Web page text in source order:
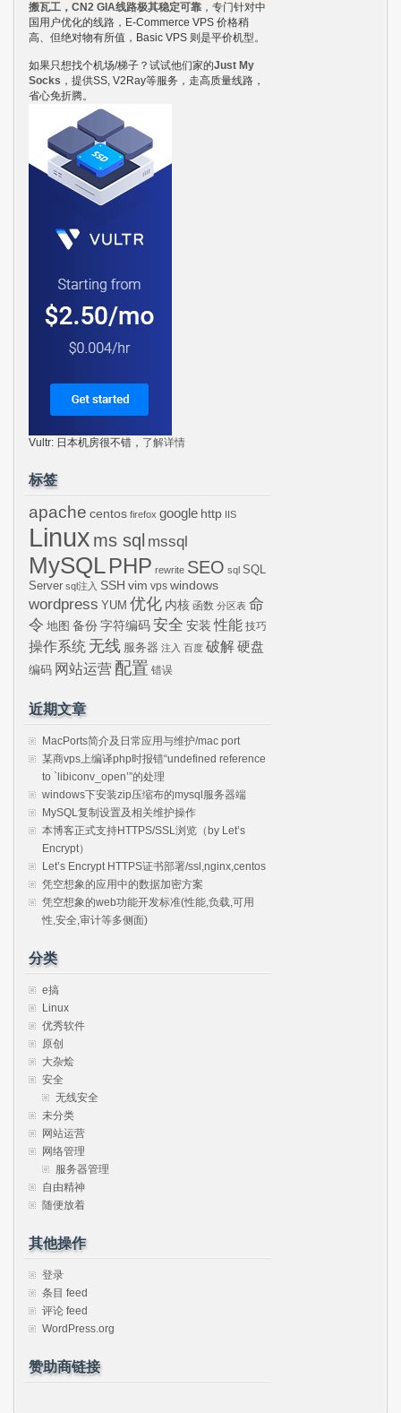
搬瓦工，CN2 GIA线路极其稳定可靠 ，专门针对中
国用户优化的线路，E-Commerce VPS 价格稍
高、但绝对物有所值，Basic VPS 则是平价机型。
如果只想找个机场/梯子？试试他们家的Just My
Socks ，提供SS, V2Ray等服务，走高质量线路，
省心免折腾。
Vultr: 日本机房很不错， 了解详情
标签
apache centos firefox google http IIS
Linux ms sql mssql
MySQLPHP rewrite SEO sql SQL
Server sql注入 SSH vim vps windows
wordpress YUM 优化 内核 函数 分区表 命
令 地图 备份 字符编码 安全 安装 性能 技巧
操作系统 无线 服务器 注入 百度 破解硬盘
编码 网站运营 配置 错误
近期文章
MacPorts简介及日常应用与维护/mac port
某商vps上编译php时报错“undefined reference
to `libiconv_open’”的处理
windows下安装zip压缩布的mysql服务器端
MySQL复制设置及相关维护操作
本博客正式支持HTTPS/SSL浏览（by Let’s
Encrypt）
Let’s Encrypt HTTPS证书部署/ssl,nginx,centos
凭空想象的应用中的数据加密方案
凭空想象的web功能开发标准(性能,负载,可用
性,安全,审计等多侧面)
分类
e搞
Linux
优秀软件
原创
大杂烩
安全
无线安全
未分类
网站运营
网络管理
服务器管理
自由精神
随便放着
其他操作
登录
条目 feed
评论 feed
WordPress.org
赞助商链接